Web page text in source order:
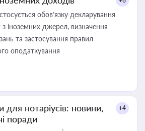
обов’язку декларування
іноземних джерел, визначення
та застосування правил
оподаткування
для нотаріусів: новини,
поради
+4